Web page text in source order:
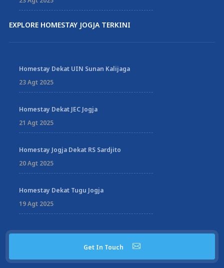
EXPLORE HOMESTAY JOGJA TERKINI
Homestay Dekat UIN Sunan Kalijaga
23 Agt 2025
Homestay Dekat JEC Jogja
21 Agt 2025
Homestay Jogja Dekat RS Sardjito
20 Agt 2025
Homestay Dekat Tugu Jogja
19 Agt 2025
Get In Touch